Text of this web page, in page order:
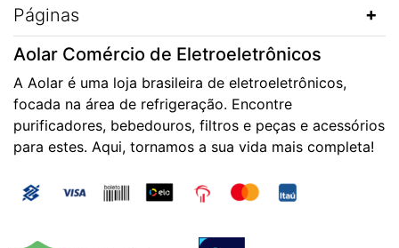
Páginas
Aolar Comércio de Eletroeletrônicos
A Aolar é uma loja brasileira de eletroeletrônicos,
focada na área de refrigeração. Encontre
purificadores, bebedouros, filtros e peças e acessórios
para estes. Aqui, tornamos a sua vida mais completa!